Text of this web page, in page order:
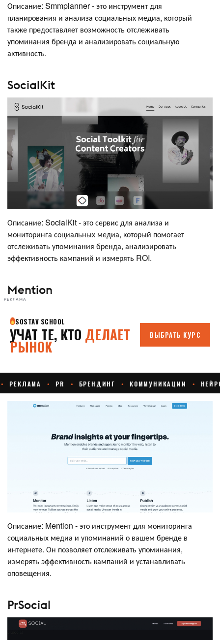
Описание: Smmplanner - это инструмент для
планирования и анализа социальных медиа, который
также предоставляет возможность отслеживать
упоминания бренда и анализировать социальную
активность.
SocialKit
Описание: SocialKit - это сервис для анализа и
мониторинга социальных медиа, который помогает
отслеживать упоминания бренда, анализировать
эффективность кампаний и измерять ROI.
Mention
РЕКЛАМА
Описание: Mention - это инструмент для мониторинга
социальных медиа и упоминаний о вашем бренде в
интернете. Он позволяет отслеживать упоминания,
измерять эффективность кампаний и устанавливать
оповещения.
PrSocial